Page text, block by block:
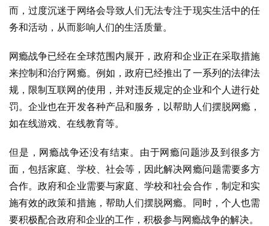
而，过度沉迷于网络会导致人们无法专注于现实生活中的任
务和活动，从而影响人们的生活质量。
网瘾战争已经在全球范围内展开，政府和企业正在采取措施
来控制和治疗网瘾。例如，政府已经推出了一系列的法律法
规，限制互联网的使用，并对违反规定的企业和个人进行处
罚。企业也在开发各种产品和服务，以帮助人们摆脱网瘾，
如在线游戏、在线教育等。
但是，网瘾战争还没有结束。由于网瘾问题涉及到很多方
面，包括家庭、学校、社会等，因此解决网瘾问题需要多方
合作。政府和企业需要与家庭、学校和社会合作，制定和实
施有效的政策和措施，帮助人们摆脱网瘾。同时，个人也需
要积极配合政府和企业的工作，积极参与网瘾战争的解决。